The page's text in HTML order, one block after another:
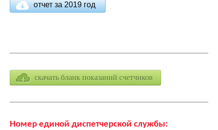
отчет за 2019 год
скачать бланк показаний счетчиков
Номер единой диспетчерской службы: